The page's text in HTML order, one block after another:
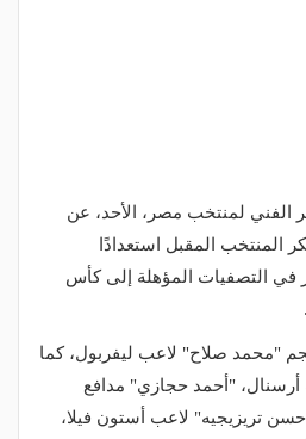
الفني لمنتخب مصر، الأحد، عن
المنتخب المقبل استعدادًا
في التصفيات المؤهلة إلى كأس
"محمد صلاح" لاعب ليفربول، كما
"أحمد حجازي" مدافع
تريزيجيه" لاعب أستون فيلا،